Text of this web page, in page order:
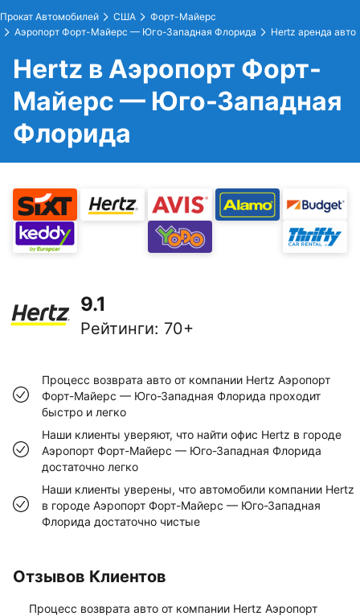
Прокат Автомобилей США
Форт-Майерс
Аэропорт Форт-Майерс — Юго-Западная Флорида
Hertz аренда авто
Hertz в Аэропорт Форт-
Майерс — Юго-Западная
Флорида
9.1
Рейтинги: 70+
Процесс возврата авто от компании Hertz Аэропорт
Форт-Майерс — Юго-Западная Флорида проходит
быстро и легко
Наши клиенты уверяют, что найти офис Hertz в городе
Аэропорт Форт-Майерс — Юго-Западная Флорида
достаточно легко
Наши клиенты уверены, что автомобили компании Hertz
в городе Аэропорт Форт-Майерс — Юго-Западная
Флорида достаточно чистые
Отзывов Клиентов
Процесс возврата авто от компании Hertz Аэропорт